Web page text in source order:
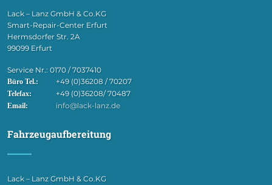
Lack – Lanz GmbH & Co.KG
Smart-Repair-Center Erfurt
Hermsdorfer Str. 2A
99099 Erfurt
Service Nr.: 0170 / 7037410
Büro Tel.: +49 (0)36208 / 70207
Telefax: +49 (0)36208/ 70487
Email: info@lack-lanz.de
Fahrzeugaufbereitung
Lack – Lanz GmbH & Co.KG